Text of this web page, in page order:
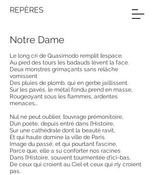
REPÈRES
Notre Dame
Le long cri de Quasimodo remplit l’espace.
Au pied des tours les badauds lèvent la face.
Deux monstres grimaçants sans relâche
vomissent
Des pluies de plomb, qui en gerbe jaillissent.
Sur les pavés, le métal fondu prend en masse,
Rougeoyant sous les flammes, ardentes
menaces…
Nul ne peut oublier, l’ouvrage prémonitoire,
D’un poète, depuis entré dans l’Histoire,
Sur une cathédrale dont la beauté ravit,
Et qui haute domine la ville de Paris.
Image du passé, et qui pourtant fascine,
Parce que, elle a su conforter nos racines
Dans l’Histoire, souvent tourmentée d’ici-bas,
De ceux qui croient au Ciel et ceux qui n’y croient
pas.